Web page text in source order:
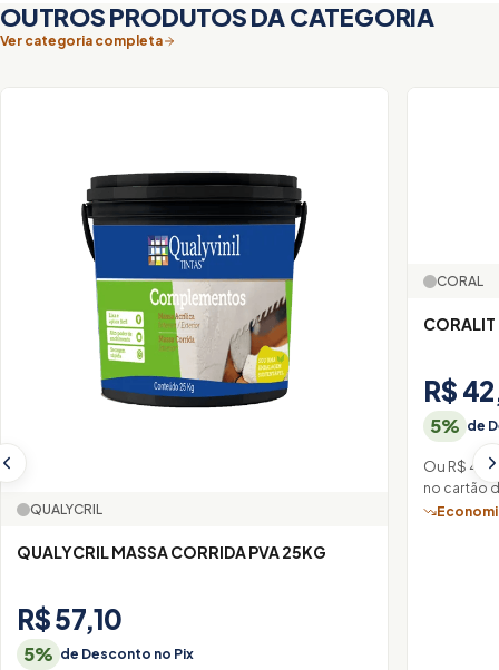
OUTROS PRODUTOS DA CATEGORIA
Ver categoria completa
QUALYCRIL
QUALYCRIL MASSA CORRIDA PVA 25KG
R$ 57,10
5% de Desconto no Pix
CORAL
CORALIT
R$
5% de
Ou R$
no cartão